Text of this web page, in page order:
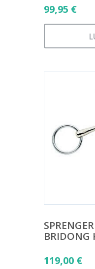
99,95 €
119,00 €